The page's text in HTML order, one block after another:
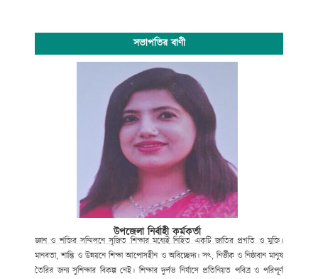
সভাপতির বাণী
উপজেলা নির্বাহী কর্মকর্তা
জ্ঞান ও শক্তির সম্মিলনে সৃজিত শিক্ষার মধ্যেই নিহিত একটি জাতির প্রগতি ও মুক্তি।
মানবতা, শান্তি ও উন্নয়নে শিক্ষা আপোসহীন ও অবিচ্ছেদ্য। সৎ, নির্ভীক ও নিষ্ঠাবান মানুষ
তৈরির জন্য সুশিক্ষার বিকল্প নেই। শিক্ষার দুর্লভ নির্যাসে প্রতিনিয়ত পবিত্র ও পরিপূর্ণ